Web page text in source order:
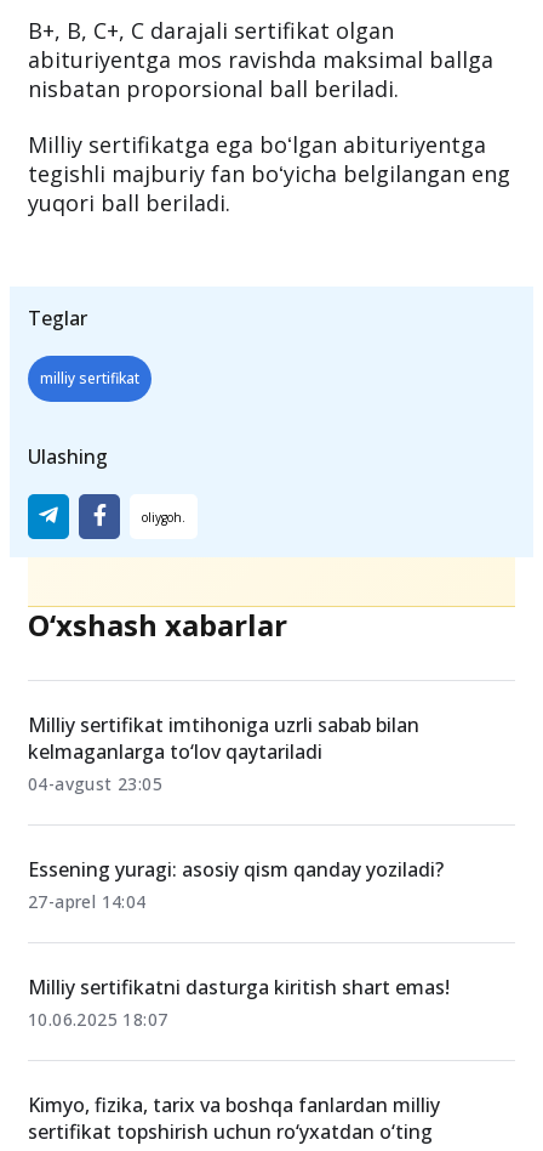
B+, B, C+, C darajali sertifikat olgan
abituriyentga mos ravishda maksimal ballga
nisbatan proporsional ball beriladi.
Milliy sertifikatga ega boʻlgan abituriyentga
tegishli majburiy fan boʻyicha belgilangan eng
yuqori ball beriladi.
Teglar
milliy sertifikat
Ulashing
O‘xshash xabarlar
Milliy sertifikat imtihoniga uzrli sabab bilan
kelmaganlarga to‘lov qaytariladi
04-avgust 23:05
Essening yuragi: asosiy qism qanday yoziladi?
27-aprel 14:04
Milliy sertifikatni dasturga kiritish shart emas!
10.06.2025 18:07
Kimyo, fizika, tarix va boshqa fanlardan milliy
sertifikat topshirish uchun ro‘yxatdan o‘ting